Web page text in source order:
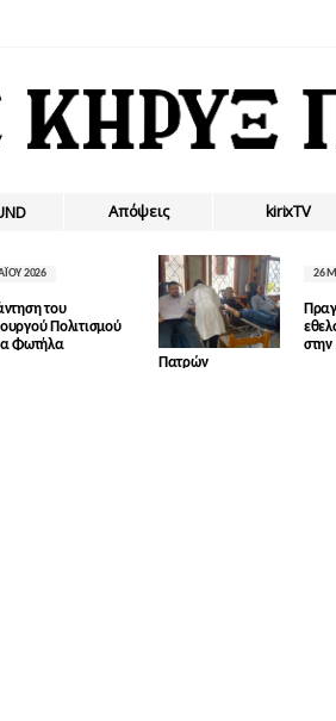
Απόψεις kirixTV
2026
του
Πολιτισμού
Φωτήλα
26
στην
Πατρών